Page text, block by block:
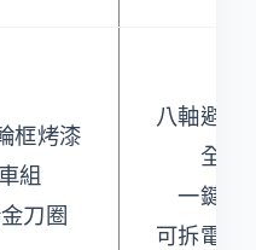
框烤漆
組
刀圈
八軸避震
全一
一鍵鎖
可拆電池